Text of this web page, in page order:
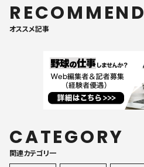
RECOMMEND
オススメ記事
CATEGORY
関連カテゴリ一